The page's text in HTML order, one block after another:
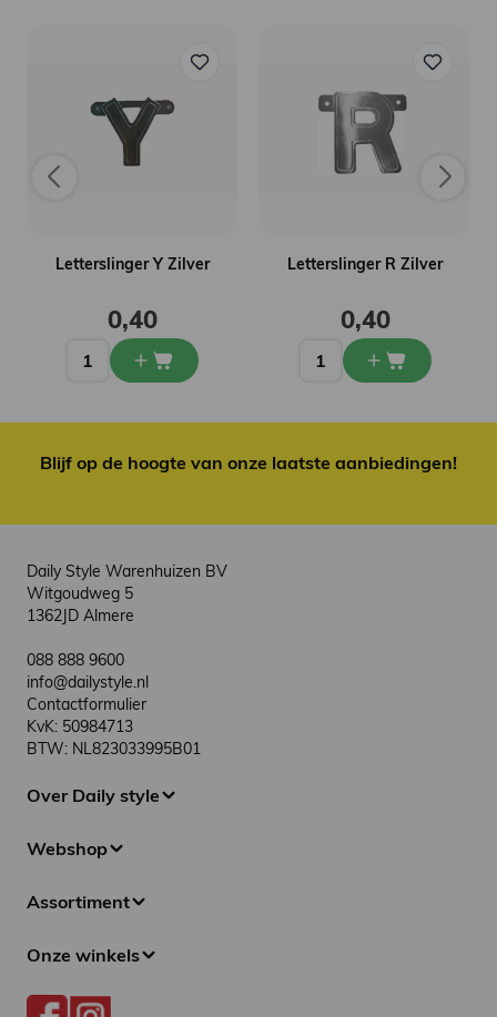
Letterslinger Y Zilver
0,40
Letterslinger R Zilver
0,40
Blijf op de hoogte van onze laatste aanbiedingen!
Daily Style Warenhuizen BV
Witgoudweg 5
1362JD Almere
088 888 9600
info@dailystyle.nl
Contactformulier
KvK: 50984713
BTW: NL823033995B01
Over Daily style
Webshop
Assortiment
Onze winkels